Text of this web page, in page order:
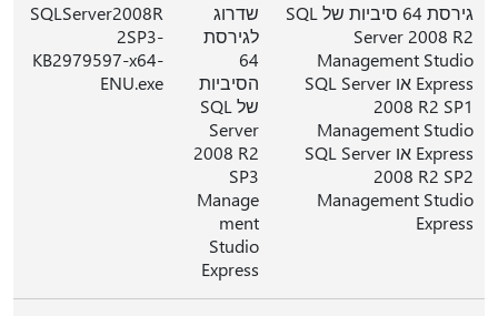
גירסת 64 סיביות של SQL
Server 2008 R2
Management Studio
Express או SQL Server
2008 R2 SP1
Management Studio
Express או SQL Server
2008 R2 SP2
Management Studio
Express
שדרוג
לגירסת
64
הסיביות
של SQL
Server
2008 R2
SP3
Manage
ment
Studio
Express
SQLServer2008R
2SP3-
KB2979597-x64-
ENU.exe